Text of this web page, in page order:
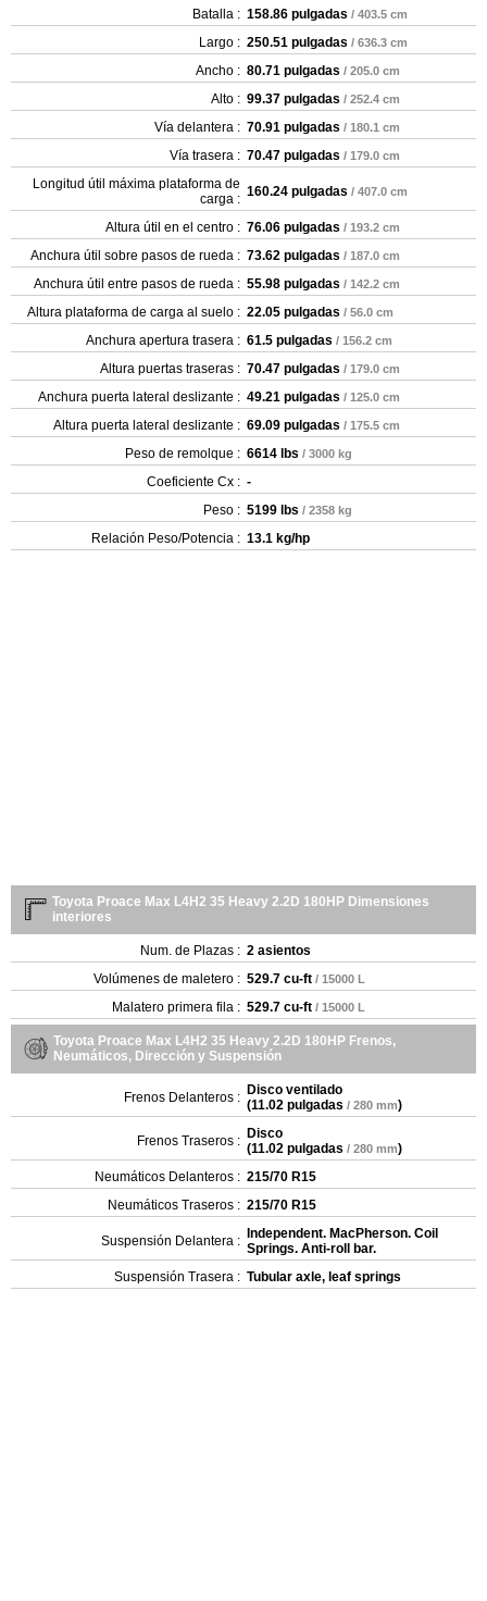
Batalla : 158.86 pulgadas / 403.5 cm
Largo : 250.51 pulgadas / 636.3 cm
Ancho : 80.71 pulgadas / 205.0 cm
Alto : 99.37 pulgadas / 252.4 cm
Vía delantera : 70.91 pulgadas / 180.1 cm
Vía trasera : 70.47 pulgadas / 179.0 cm
Longitud útil máxima plataforma de
carga : 160.24 pulgadas / 407.0 cm
Altura útil en el centro : 76.06 pulgadas / 193.2 cm
Anchura útil sobre pasos de rueda : 73.62 pulgadas / 187.0 cm
Anchura útil entre pasos de rueda : 55.98 pulgadas / 142.2 cm
Altura plataforma de carga al suelo : 22.05 pulgadas / 56.0 cm
Anchura apertura trasera : 61.5 pulgadas / 156.2 cm
Altura puertas traseras : 70.47 pulgadas / 179.0 cm
Anchura puerta lateral deslizante : 49.21 pulgadas / 125.0 cm
Altura puerta lateral deslizante : 69.09 pulgadas / 175.5 cm
Peso de remolque : 6614 lbs / 3000 kg
Coeficiente Cx : -
Peso : 5199 lbs / 2358 kg
Relación Peso/Potencia : 13.1 kg/hp
Toyota Proace Max L4H2 35 Heavy 2.2D 180HP Dimensiones
interiores
Num. de Plazas : 2 asientos
Volúmenes de maletero : 529.7 cu-ft / 15000 L
Malatero primera fila : 529.7 cu-ft / 15000 L
Toyota Proace Max L4H2 35 Heavy 2.2D 180HP Frenos,
Neumáticos, Dirección y Suspensión
Frenos Delanteros : Disco ventilado
(11.02 pulgadas / 280 mm)
Frenos Traseros : Disco
(11.02 pulgadas / 280 mm)
Neumáticos Delanteros : 215/70 R15
Neumáticos Traseros : 215/70 R15
Suspensión Delantera :
Independent. MacPherson. Coil
Springs. Anti-roll bar.
Suspensión Trasera : Tubular axle, leaf springs